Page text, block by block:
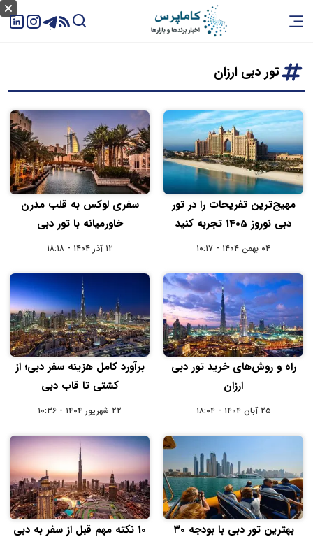
تور دبی ارزان
مهیج‌ترین تفریحات را در تور
دبی نوروز 1405 تجربه کنید
۰۴ بهمن ۱۴۰۴ - ۱۰:۱۷
سفری لوکس به قلب مدرن
خاورمیانه با تور دبی
۱۲ آذر ۱۴۰۴ - ۱۸:۱۸
راه و روش‌های خرید تور دبی
ارزان
۲۵ آبان ۱۴۰۴ - ۱۸:۰۴
برآورد کامل هزینه سفر دبی؛ از
کشتی تا قاب دبی
۲۲ شهریور ۱۴۰۴ - ۱۰:۳۶
بهترین تور دبی با بودجه ۳۰
10 نکته مهم قبل از سفر به دبی